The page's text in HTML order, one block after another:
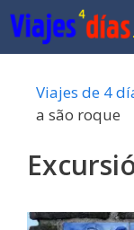
Saltar
al
contenido
Viajes de 4
a são roque